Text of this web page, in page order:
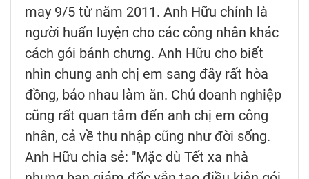
may 9/5 từ năm 2011. Anh Hữu chính là
người huấn luyện cho các công nhân khác
cách gói bánh chưng. Anh Hữu cho biết
nhìn chung anh chị em sang đây rất hòa
đồng, bảo nhau làm ăn. Chủ doanh nghiệp
cũng rất quan tâm đến anh chị em công
nhân, cả về thu nhập cũng như đời sống.
Anh Hữu chia sẻ: "Mặc dù Tết xa nhà